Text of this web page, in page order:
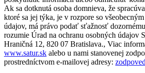
Ak sa dotknutá osoba domnieva, že
ktoré sa jej týka, je v rozpore so
údajov, má právo podať sťažnosť
rozumie Úrad na ochranu osobných údajov
Hraničná 12, 820 07 Bratislava., Viac
www.satur.sk alebo u nami stanovenej
prostredníctvom e-mailovej adresy: